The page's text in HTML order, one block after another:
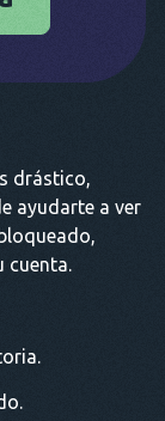
drástico,
ayudarte a ver